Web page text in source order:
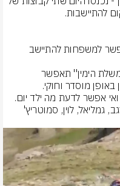
מהפעילים נסמר כי לא יוותרו ולא יפסיקו, עד ש''ממשלת הימין'' תאפשר